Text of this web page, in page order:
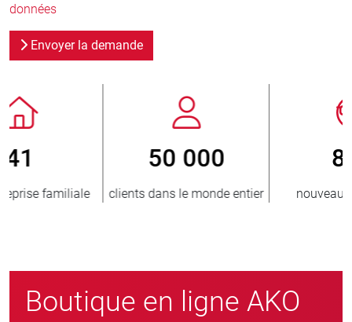
données
Envoyer la demande
nouveaux clients/an
> 3 500 000
unités vendues
Boutique en ligne AKO